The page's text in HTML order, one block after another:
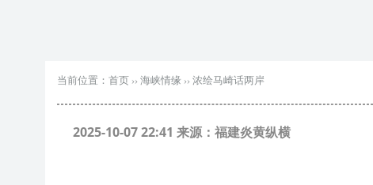
当前位置： 首页 ›› 海峡情缘 ›› 浓绘马崎话两岸
2025-10-07 22:41 来源：福建炎黄纵横